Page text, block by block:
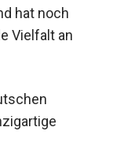
hat noch
Vielfalt an